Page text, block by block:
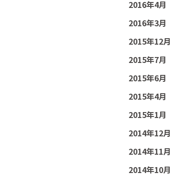
2016年4月
2016年3月
2015年12月
2015年7月
2015年6月
2015年4月
2015年1月
2014年12月
2014年11月
2014年10月